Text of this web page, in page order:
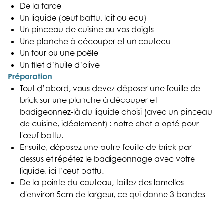
De la farce
Un liquide (œuf battu, lait ou eau)
Un pinceau de cuisine ou vos doigts
Une planche à découper et un couteau
Un four ou une poêle
Un filet d’huile d’olive
Préparation
Tout d’abord, vous devez déposer une feuille de
brick sur une planche à découper et
badigeonnez-là du liquide choisi (avec un pinceau
de cuisine, idéalement) : notre chef a opté pour
l'œuf battu.
Ensuite, déposez une autre feuille de brick par-
dessus et répétez le badigeonnage avec votre
liquide, ici l’œuf battu.
De la pointe du couteau, taillez des lamelles
d'environ 5cm de largeur, ce qui donne 3 bandes